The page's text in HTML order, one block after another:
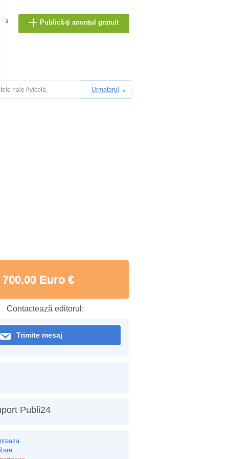
Publică-ţi anunţul gratuit
Urmatorul
hale Avicola.
700.00 Euro €
Contactează editorul:
Trimite mesaj
Publi24